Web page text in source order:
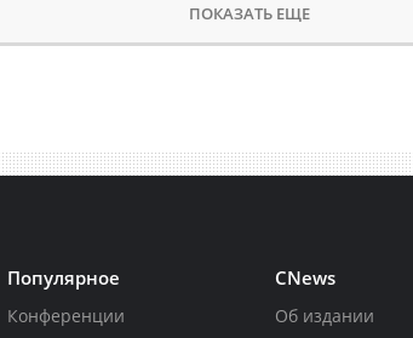
ПОКАЗАТЬ ЕЩЕ
Популярное
Конференции
CNews
Об издании